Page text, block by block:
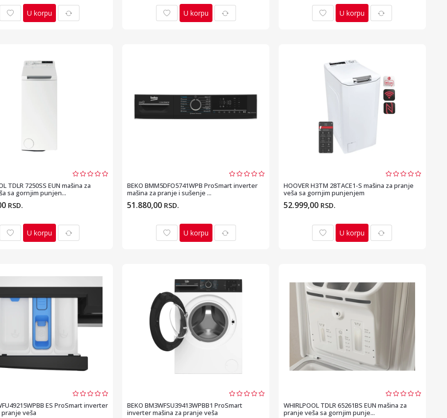
U korpu U korpu U korpu
TDLR 7250SS EUN mašina za
sa gornjim punjen...
RSD.
U korpu
BEKO BMM5DFO5741WPB ProSmart inverter
mašina za pranje i sušenje ...
51.880,00 RSD.
U korpu
HOOVER H3TM 28TACE1-S mašina za pranje
veša sa gornjim punjenjem
52.999,00 RSD.
U korpu
ES ProSmart inverter
pranje veša
BEKO BM3WFSU39413WPBB1 ProSmart
inverter mašina za pranje veša
WHIRLPOOL TDLR 65261BS EUN mašina za
pranje veša sa gornjim punje...